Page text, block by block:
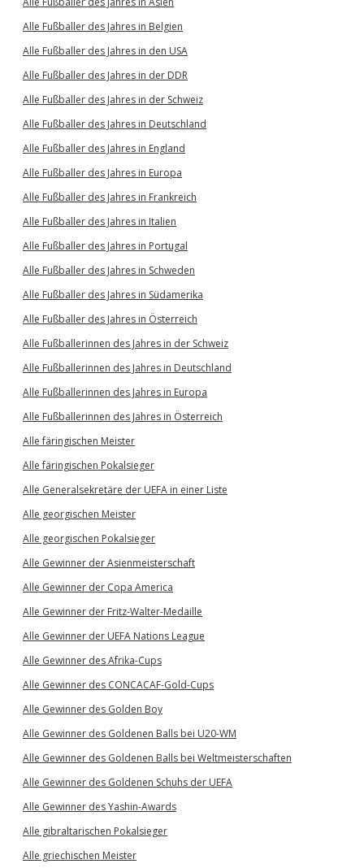
Alle Fußballer des Jahres in Belgien
Alle Fußballer des Jahres in den USA
Alle Fußballer des Jahres in der DDR
Alle Fußballer des Jahres in der Schweiz
Alle Fußballer des Jahres in Deutschland
Alle Fußballer des Jahres in England
Alle Fußballer des Jahres in Europa
Alle Fußballer des Jahres in Frankreich
Alle Fußballer des Jahres in Italien
Alle Fußballer des Jahres in Portugal
Alle Fußballer des Jahres in Schweden
Alle Fußballer des Jahres in Südamerika
Alle Fußballer des Jahres in Österreich
Alle Fußballerinnen des Jahres in der Schweiz
Alle Fußballerinnen des Jahres in Deutschland
Alle Fußballerinnen des Jahres in Europa
Alle Fußballerinnen des Jahres in Österreich
Alle färingischen Meister
Alle färingischen Pokalsieger
Alle Generalsekretäre der UEFA in einer Liste
Alle georgischen Meister
Alle georgischen Pokalsieger
Alle Gewinner der Asienmeisterschaft
Alle Gewinner der Copa America
Alle Gewinner der Fritz-Walter-Medaille
Alle Gewinner der UEFA Nations League
Alle Gewinner des Afrika-Cups
Alle Gewinner des CONCACAF-Gold-Cups
Alle Gewinner des Golden Boy
Alle Gewinner des Goldenen Balls bei U20-WM
Alle Gewinner des Goldenen Balls bei Weltmeisterschaften
Alle Gewinner des Goldenen Schuhs der UEFA
Alle Gewinner des Yashin-Awards
Alle gibraltarischen Pokalsieger
Alle griechischen Meister